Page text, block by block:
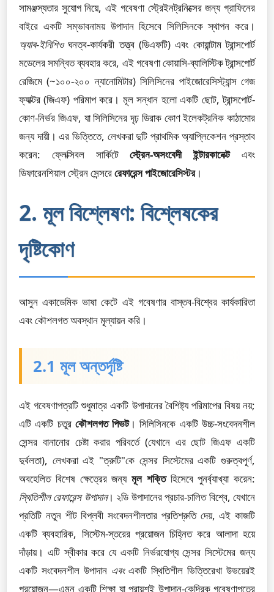
সামঞ্জস্যতার সুযোগ নিয়ে, এই গবেষণা স্ট্রেইনট্রনিক্সের জন্য গ্রাফিনের
বাইরে একটি সম্ভাবনাময় উপাদান হিসেবে সিলিসিনকে স্থাপন করে।
অ্যাব-ইনিশিওঘনত্ব-কার্যকরী তত্ত্ব (ডিএফটি) এবং কোয়ান্টাম ট্রান্সপোর্ট
মডেলের সমন্বিত ব্যবহার করে, এই গবেষণা কোয়াসি-ব্যালিস্টিক ট্রান্সপোর্ট
রেজিমে (~১০০-২০০ ন্যানোমিটার) সিলিসিনের পাইজোরেসিস্ট্যান্স গেজ
ফ্যাক্টর (জিএফ) পরিমাপ করে। মূল সন্ধান হলো একটি ছোট, ট্রান্সপোর্ট-
কোণ-নির্ভর জিএফ, যা সিলিসিনের দৃঢ় ডিরাক কোণ ইলেকট্রনিক কাঠামোর
জন্য দায়ী। এর ভিত্তিতে, লেখকরা দুটি প্রাথমিক অ্যাপ্লিকেশন প্রস্তাব
করেন: ফ্লেক্সিবল সার্কিটেস্ট্রেন-অসংবেদী ইন্টারকানেক্টএবং
ডিফারেনশিয়াল স্ট্রেন সেন্সরেরেফারেন্স পাইজোরেসিস্টর।
2. মূল বিশ্লেষণ: বিশ্লেষকের
দৃষ্টিকোণ
আসুন একাডেমিক ভাষা কেটে এই গবেষণার বাস্তব-বিশ্বের কার্যকারিতা
এবং কৌশলগত অবস্থান মূল্যায়ন করি।
2.1 মূল অন্তর্দৃষ্টি
এই গবেষণাপত্রটি শুধুমাত্র একটি উপাদানের বৈশিষ্ট্য পরিমাপের বিষয় নয়;
এটি একটি চতুর কৌশলগত পিভট। সিলিসিনকে একটি উচ্চ-সংবেদনশীল
সেন্সর বানানোর চেষ্টা করার পরিবর্তে (যেখানে এর ছোট জিএফ একটি
দুর্বলতা), লেখকরা এই "ত্রুটি"কে সেন্সর সিস্টেমের একটি গুরুত্বপূর্ণ,
অবহেলিত বিশেষ ক্ষেত্রের জন্য মূল শক্তিহিসেবে পুনর্ব্যাখ্যা করেন:
স্থিতিশীল রেফারেন্স উপাদান। ২ডি উপাদানের প্রচার-চালিত বিশ্বে, যেখানে
প্রতিটি নতুন শীট বিপ্লবী সংবেদনশীলতার প্রতিশ্রুতি দেয়, এই কাজটি
একটি ব্যবহারিক, সিস্টেম-স্তরের প্রয়োজন চিহ্নিত করে আলাদা হয়ে
দাঁড়ায়। এটি স্বীকার করে যে একটি নির্ভরযোগ্য সেন্সর সিস্টেমের জন্য
একটি সংবেদনশীল উপাদান এবংএকটি স্থিতিশীল ভিত্তিরেখা উভয়েরই
প্রয়োজন—এমন একটি শিক্ষা যা প্রায়শই উপাদান-কেন্দ্রিক গবেষণাপত্রে